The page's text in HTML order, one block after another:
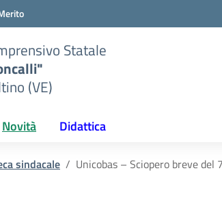
Statale
(VE)
Novità Didattica
sindacale Unicobas – Sciopero breve del